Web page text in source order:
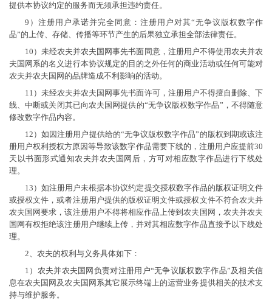
提供本协议约定的服务而无须承担违约责任。
9）注册用户承诺并完全同意：注册用户对其“无争议版权数字作
品”的上传、存储、传播等环节产生的后果独立承担全部法律责任。
10）未经农夫并农夫国网事先书面同意，注册用户不得使用农夫并农
夫国网系的名义进行本协议规定的目的之外任何的商业活动或任何可能对
农夫并农夫国网的品牌造成不利影响的活动。
11）未经农夫并农夫国网事先书面许可，注册用户不得擅自删除、下
线、中断或关闭其已向农夫国网提供的“无争议版权数字作品”，不得随意
修改数字作品内容。
12）如因注册用户提供给的“无争议版权数字作品”的版权到期或该注
册用户权利授权方原因等导致该数字作品需要下线的，注册用户应提前30
天以书面形式通知农夫并农夫国网后，方可对相应数字作品进行下线处
理。
13）如注册用户未根据本协议约定提交授权数字作品的版权证明文件
或授权文件，或者注册用户提供的版权证明文件或授权文件不符合农夫并
农夫国网要求，该注册用户不得将相应作品上传到农夫国网，农夫并农夫
国网有权拒绝该注册用户继续上传，并对其相应数字作品直接予以下线处
理。
2、农夫的权利与义务具体如下：
1）农夫并农夫国网负责对注册用户“无争议版权数字作品”及相关信
息在农夫国网及农夫国网系其它展示终端上的运营业务提供相关的技术支
持与维护服务。